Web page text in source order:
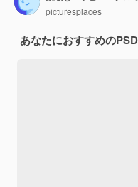
picturesplaces
あなたにおすすめのPSD